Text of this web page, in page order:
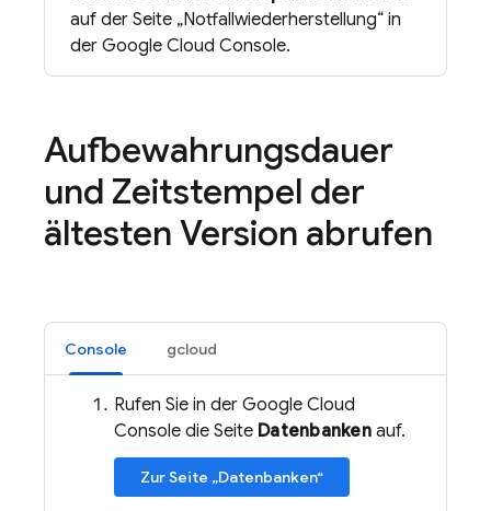
auf der Seite „Notfallwiederherstellung“ in
der Google Cloud Console.
Aufbewahrungsdauer
und Zeitstempel der
ältesten Version abrufen
Console gcloud
Rufen Sie in der Google Cloud
Console die Seite Datenbankenauf.
Zur Seite „Datenbanken“